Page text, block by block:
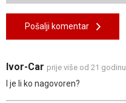
Pošalji komentar
Ivor-Car prije više od 21 godinu
I je li ko nagovoren?